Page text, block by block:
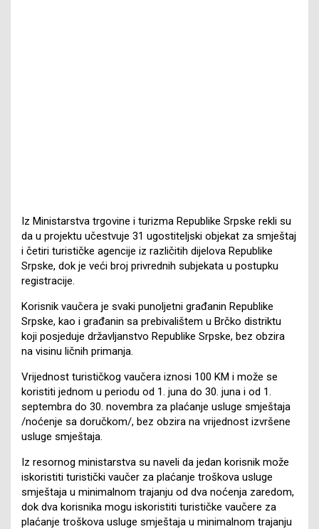
Iz Ministarstva trgovine i turizma Republike Srpske rekli su
da u projektu učestvuje 31 ugostiteljski objekat za smještaj
i četiri turističke agencije iz različitih dijelova Republike
Srpske, dok je veći broj privrednih subjekata u postupku
registracije.
Korisnik vaučera je svaki punoljetni građanin Republike
Srpske, kao i građanin sa prebivalištem u Brčko distriktu
koji posjeduje državljanstvo Republike Srpske, bez obzira
na visinu ličnih primanja.
Vrijednost turističkog vaučera iznosi 100 KM i može se
koristiti jednom u periodu od 1. juna do 30. juna i od 1.
septembra do 30. novembra za plaćanje usluge smještaja
/noćenje sa doručkom/, bez obzira na vrijednost izvršene
usluge smještaja.
Iz resornog ministarstva su naveli da jedan korisnik može
iskoristiti turistički vaučer za plaćanje troškova usluge
smještaja u minimalnom trajanju od dva noćenja zaredom,
dok dva korisnika mogu iskoristiti turističke vaučere za
plaćanje troškova usluge smještaja u minimalnom trajanju